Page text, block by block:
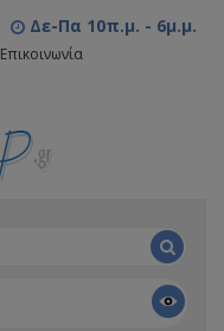
Δε-Πα 10π.μ. - 6μ.μ.
Επικοινωνία